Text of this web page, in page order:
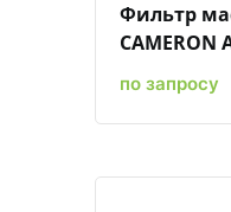
Фильтр
CAMERON
по запросу